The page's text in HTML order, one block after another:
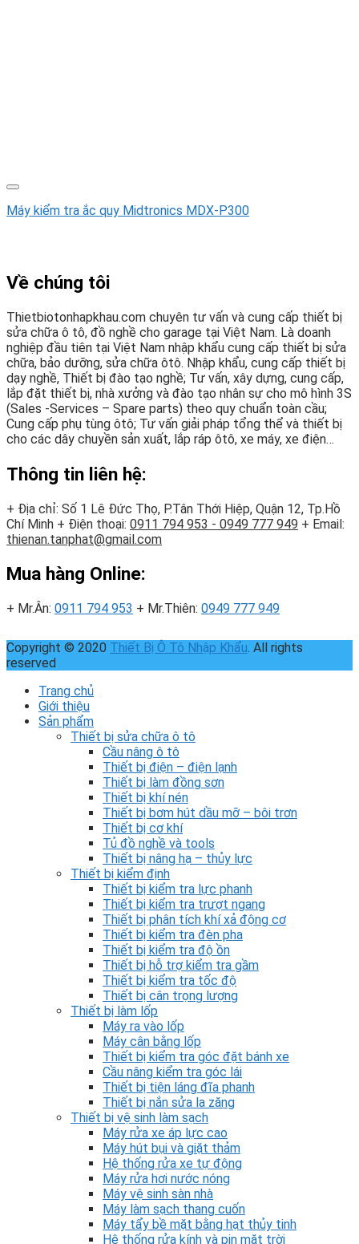
Máy kiểm tra ắc quy Midtronics MDX-P300
Về chúng tôi
Thietbiotonhapkhau.com chuyên tư vấn và cung cấp thiết bị
sửa chữa ô tô, đồ nghề cho garage tại Việt Nam. Là doanh
nghiệp đầu tiên tại Việt Nam nhập khẩu cung cấp thiết bị sửa
chữa, bảo dưỡng, sửa chữa ôtô. Nhập khẩu, cung cấp thiết bị
dạy nghề, Thiết bị đào tạo nghề; Tư vấn, xây dựng, cung cấp,
lắp đặt thiết bị, nhà xưởng và đào tạo nhân sự cho mô hình 3S
(Sales -Services – Spare parts) theo quy chuẩn toàn cầu;
Cung cấp phụ tùng ôtô; Tư vấn giải pháp tổng thể và thiết bị
cho các dây chuyền sản xuất, lắp ráp ôtô, xe máy, xe điện…
Thông tin liên hệ:
+ Địa chỉ: Số 1 Lê Đức Thọ, P.Tân Thới Hiệp, Quận 12, Tp.Hồ
Chí Minh + Điện thoại: 0911 794 953 - 0949 777 949 + Email:
thienan.tanphat@gmail.com
Mua hàng Online:
+ Mr.Ân: 0911 794 953 + Mr.Thiên: 0949 777 949
Copyright © 2020 Thiết Bị Ô Tô Nhập Khẩu. All rights
reserved
Trang chủ
Giới thiệu
Sản phẩm
Thiết bị sửa chữa ô tô
Cầu nâng ô tô
Thiết bị điện – điện lạnh
Thiết bị làm đồng sơn
Thiết bị khí nén
Thiết bị bơm hút dầu mỡ – bôi trơn
Thiết bị cơ khí
Tủ đồ nghề và tools
Thiết bị nâng hạ – thủy lực
Thiết bị kiểm định
Thiết bị kiểm tra lực phanh
Thiết bị kiểm tra trượt ngang
Thiết bị phân tích khí xả động cơ
Thiết bị kiểm tra đèn pha
Thiết bị kiểm tra độ ồn
Thiết bị hỗ trợ kiểm tra gầm
Thiết bị kiểm tra tốc độ
Thiết bị cân trọng lượng
Thiết bị làm lốp
Máy ra vào lốp
Máy cân bằng lốp
Thiết bị kiểm tra góc đặt bánh xe
Cầu nâng kiểm tra góc lái
Thiết bị tiện láng đĩa phanh
Thiết bị nắn sửa la zăng
Thiết bị vệ sinh làm sạch
Máy rửa xe áp lực cao
Máy hút bụi và giặt thảm
Hệ thống rửa xe tự động
Máy rửa hơi nước nóng
Máy vệ sinh sàn nhà
Máy làm sạch thang cuốn
Máy tẩy bề mặt bằng hạt thủy tinh
Hệ thống rửa kính và pin mặt trời